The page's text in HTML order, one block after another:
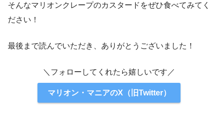
そんなマリオンクレープのカスタードをぜひ食べてみてく
ださい！
最後まで読んでいただき、ありがとうございました！
＼フォローしてくれたら嬉しいです／
マリオン・マニアのX（旧Twitter）